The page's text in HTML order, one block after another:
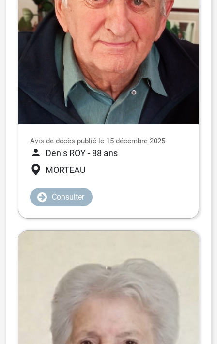
Avis de décès publié le 15 décembre 2025
Denis ROY- 88 ans
MORTEAU
Consulter